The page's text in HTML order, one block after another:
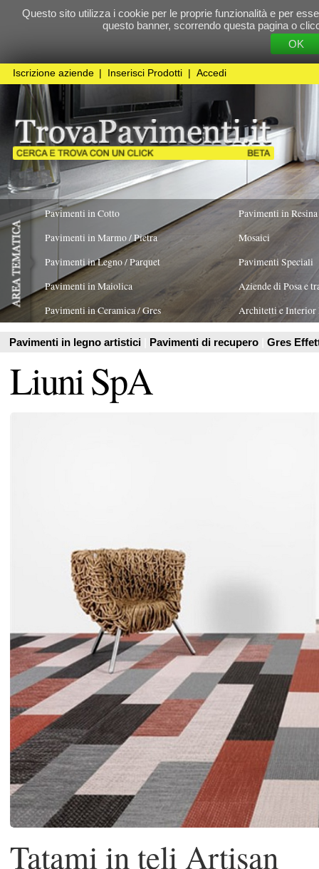
Questo sito utilizza i cookie per le proprie funzionalità e per essere sicuri che tu
questo banner, scorrendo questa pagina o cliccando
Cookie
Pavimenti in Cotto
Pavimenti in Marmo / Pietra
Pavimenti in Legno / Parquet
Pavimenti in Ceramica / Gres
Pavimenti in Resina
Pavimenti Speciali
Aziende di Posa e trattamento Pavimenti
Architetti e Interior Design
Pavimenti in legno artistici | Pavimenti di recupero | Gres Effetto Legno
Liuni SpA
Tatami in teli Artisan
TATAMI ARTISAN teli.
Un tessuto vinilico ad effetto stuoia
ed innovativo nato dall’idea di
bellezza e l’eleganza della fibra
con le altissime prestazioni di un
sintetico di grande diffusione.